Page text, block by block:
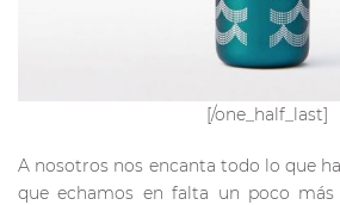
[/one_half_last]
A nosotros nos encanta todo lo que
que echamos en falta un poco